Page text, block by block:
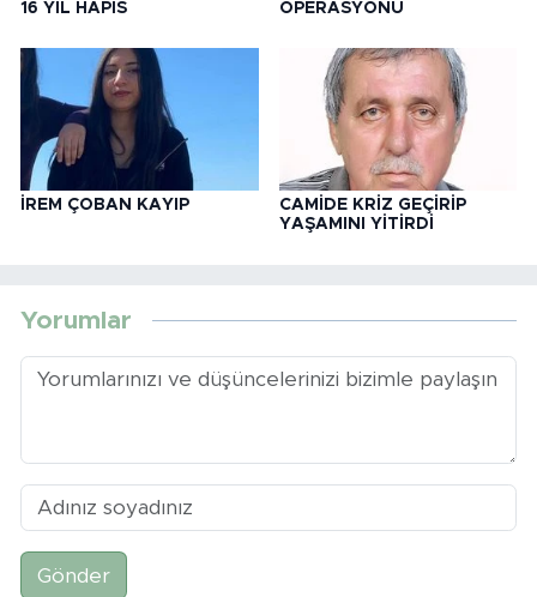
16 YIL HAPİS OPERASYONU
İREM ÇOBAN KAYIP
CAMİDE KRİZ GEÇİRİP
YAŞAMINI YİTİRDİ
Yorumlar
Gönder